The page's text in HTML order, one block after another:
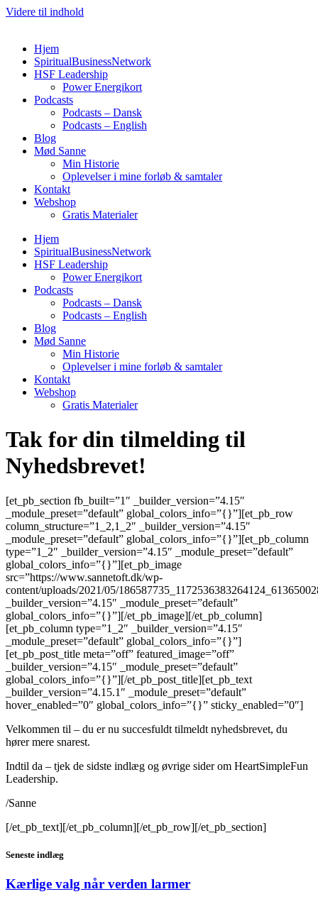
Videre til indhold
Hjem
SpiritualBusinessNetwork
HSF Leadership
Power Energikort
Podcasts
Podcasts – Dansk
Podcasts – English
Blog
Mød Sanne
Min Historie
Oplevelser i mine forløb & samtaler
Kontakt
Webshop
Gratis Materialer
Hjem
SpiritualBusinessNetwork
HSF Leadership
Power Energikort
Podcasts
Podcasts – Dansk
Podcasts – English
Blog
Mød Sanne
Min Historie
Oplevelser i mine forløb & samtaler
Kontakt
Webshop
Gratis Materialer
Tak for din tilmelding til
Nyhedsbrevet!
[et_pb_section fb_built=”1″ _builder_version=”4.15″
_module_preset=”default” global_colors_info=”{}”][et_pb_row
column_structure=”1_2,1_2″ _builder_version=”4.15″
_module_preset=”default” global_colors_info=”{}”][et_pb_column
type=”1_2″ _builder_version=”4.15″ _module_preset=”default”
global_colors_info=”{}”][et_pb_image
src=”https://www.sannetoft.dk/wp-
content/uploads/2021/05/
_builder_version=”4.15″ _module_preset=”default”
global_colors_info=”{}”][/et_pb_image][/et_pb_column]
[et_pb_column type=”1_2″ _builder_version=”4.15″
_module_preset=”default” global_colors_info=”{}”]
[et_pb_post_title meta=”off” featured_image=”off”
_builder_version=”4.15″ _module_preset=”default”
global_colors_info=”{}”][/et_pb_post_title][et_pb_text
_builder_version=”4.15.1″ _module_preset=”default”
hover_enabled=”0″ global_colors_info=”{}” sticky_enabled=”0″]
Velkommen til – du er nu succesfuldt tilmeldt nyhedsbrevet, du
hører mere snarest.
Indtil da – tjek de sidste indlæg og øvrige sider om HeartSimpleFun
Leadership.
/Sanne
[/et_pb_text][/et_pb_column][/et_pb_row][/et_pb_section]
Seneste indlæg
Kærlige valg når verden larmer